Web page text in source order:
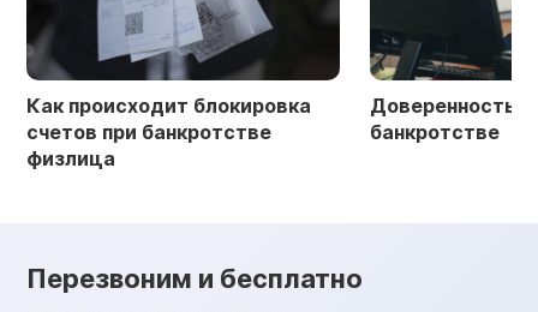
Как происходит блокировка
счетов при банкротстве
физлица
Доверенность
банкротстве
Перезвоним и бесплатно